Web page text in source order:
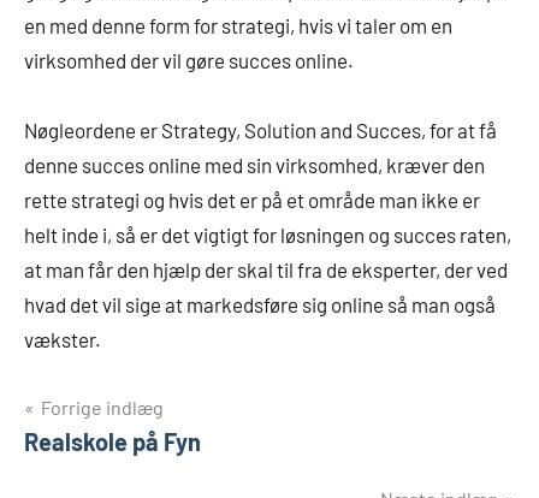
en med denne form for strategi, hvis vi taler om en
virksomhed der vil gøre succes online.
Nøgleordene er Strategy, Solution and Succes, for at få
denne succes online med sin virksomhed, kræver den
rette strategi og hvis det er på et område man ikke er
helt inde i, så er det vigtigt for løsningen og succes raten,
at man får den hjælp der skal til fra de eksperter, der ved
hvad det vil sige at markedsføre sig online så man også
vækster.
Indlægsnavigation
Forrige indlæg
Realskole på Fyn